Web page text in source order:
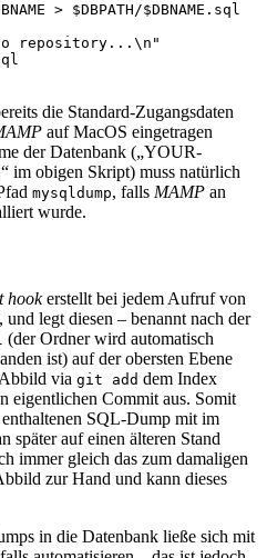
> $DBPATH/$DBNAME.sql
repository...\n"
die Standard-Zugangsdaten
auf MacOS eingetragen
der Datenbank („YOUR-
obigen Skript) muss natürlich
mysqldump, falls MAMP an
wurde.
hookerstellt bei jedem Aufruf von
legt diesen – benannt nach der
(der Ordner wird automatisch
ist) auf der obersten Ebene
via git add dem Index
eigentlichen Commit aus. Somit
SQL-Dump mit im
später auf einen älteren Stand
immer gleich das zum damaligen
zur Hand und kann dieses
in die Datenbank ließe sich mit